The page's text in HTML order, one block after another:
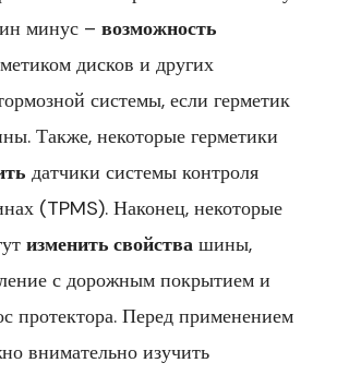
минус – возможность
дисков и других
системы, если герметик
Также, некоторые герметики
датчики системы контроля
(TPMS). Наконец, некоторые
изменить свойства шины,
с дорожным покрытием и
протектора. Перед применением
внимательно изучить